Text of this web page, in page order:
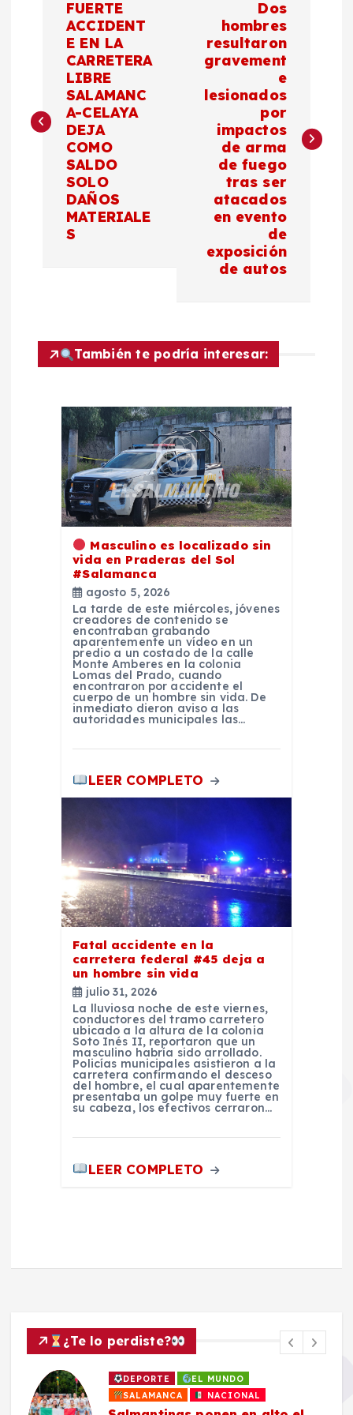
e
n
FUERTE
ACCIDENT
E EN LA
CARRETERA
LIBRE
SALAMANC
A-CELAYA
DEJA
COMO
SALDO
SOLO
DAÑOS
MATERIALE
S
Dos
hombres
resultaron
gravement
e
lesionados
por
impactos
de arma
de fuego
tras ser
atacados
en evento
de
exposición
de autos
También te podría interesar:
Masculino es localizado sin
vida en Praderas del Sol
#Salamanca
agosto 5, 2026
La tarde de este miércoles, jóvenes
creadores de contenido se
encontraban grabando
aparentemente un vídeo en un
predio a un costado de la calle
Monte Amberes en la colonia
Lomas del Prado, cuando
encontraron por accidente el
cuerpo de un hombre sin vida. De
inmediato dieron aviso a las
autoridades municipales las…
LEER COMPLETO
Fatal accidente en la
carretera federal #45 deja a
un hombre sin vida
julio 31, 2026
La lluviosa noche de este viernes,
conductores del tramo carretero
ubicado a la altura de la colonia
Soto Inés II, reportaron que un
masculino habría sido arrollado.
Policías municipales asistieron a la
carretera confirmando el desceso
del hombre, el cual aparentemente
presentaba un golpe muy fuerte en
su cabeza, los efectivos cerraron…
LEER COMPLETO
¿Te lo perdiste?
DEPORTE
EL MUNDO
SALAMANCA
NACIONAL